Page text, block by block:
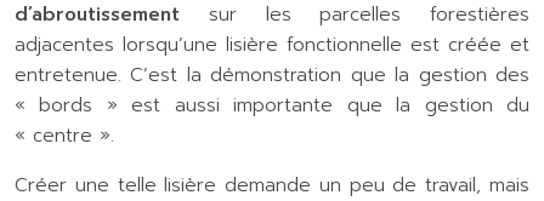
d’abroutissement sur les parcelles forestières
adjacentes lorsqu’une lisière fonctionnelle est créée et
entretenue. C’est la démonstration que la gestion des
« bords » est aussi importante que la gestion du
« centre ».
Créer une telle lisière demande un peu de travail, mais